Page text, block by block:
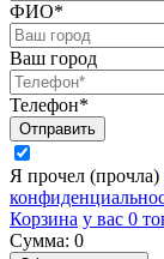
ФИО*
Ваш город
Телефон*
Я прочел (прочла)
Корзина у вас 0
Сумма: 0